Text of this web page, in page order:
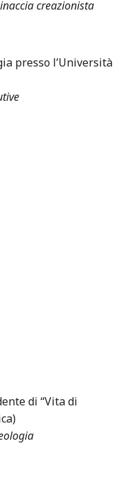
creazionista
presso l’Università
di “Vita di